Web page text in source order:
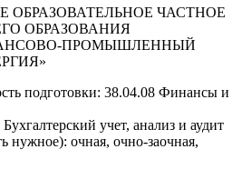
ОБРАЗОВАТЕЛЬНОЕ ЧАСТНОЕ
ОБРАЗОВАНИЯ
ПРОМЫШЛЕННЫЙ
подготовки: 38.04.08 Финансы и
учет, анализ и аудит
нужное): очная, очно-заочная,